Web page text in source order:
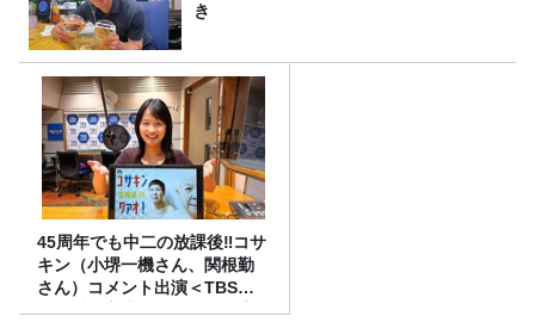
き
45周年でも中二の放課後‼コサ
キン（小堺一機さん、関根勤
さん）コメント出演＜TBSラ
ジオ番組審議会からのご報告